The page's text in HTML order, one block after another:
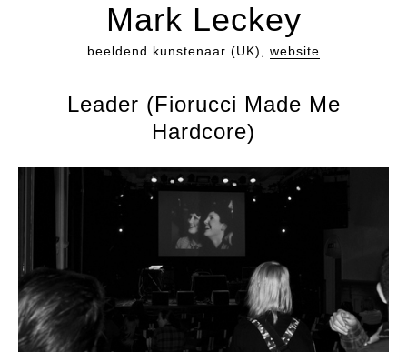
Mark Leckey
beeldend kunstenaar (UK), website
Leader (Fiorucci Made Me
Hardcore)